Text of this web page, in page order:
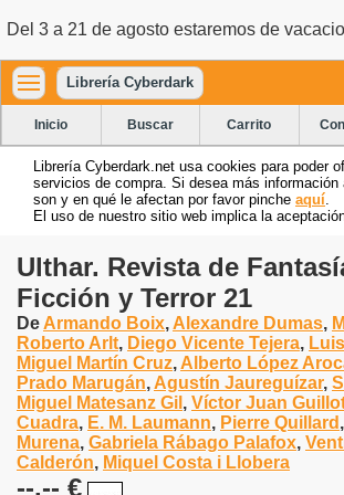
Del 3 a 21 de agosto estaremos de
Librería Cyberdark
Inicio Buscar Carrito
Librería Cyberdark.net usa cookies para poder
servicios de compra. Si desea más información
son y en qué le afectan por favor pinche aquí
El uso de nuestro sitio web implica la
Ulthar. Revista de
Ficción y Terror 21
De Armando Boix, Alexandre Dumas,
Roberto Arlt, Diego Vicente Tejera,
Miguel Martín Cruz, Alberto López
Prado Marugán, Agustín Jaureguízar,
Miguel Matesanz Gil , Víctor Juan
Cuadra, E. M. Laumann, Pierre Quillard ,
Murena, Gabriela Rábago Palafox,
Calderón, Miquel Costa i Llobera
--.-- €